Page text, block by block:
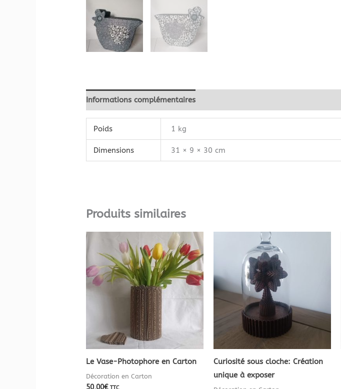
Informations complémentaires
Poids 1 kg
Dimensions 31 × 9 × 30 cm
Produits similaires
Le Vase-Photophore en Carton
Décoration en Carton
Curiosité sous cloche: Création
unique à exposer